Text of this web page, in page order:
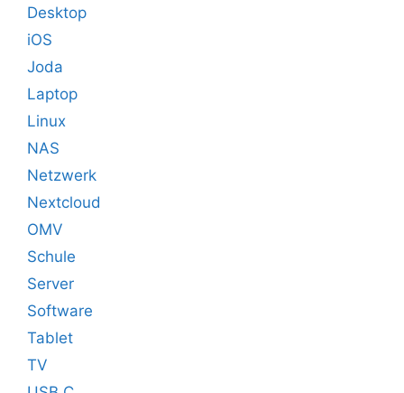
Desktop
iOS
Joda
Laptop
Linux
NAS
Netzwerk
Nextcloud
OMV
Schule
Server
Software
Tablet
TV